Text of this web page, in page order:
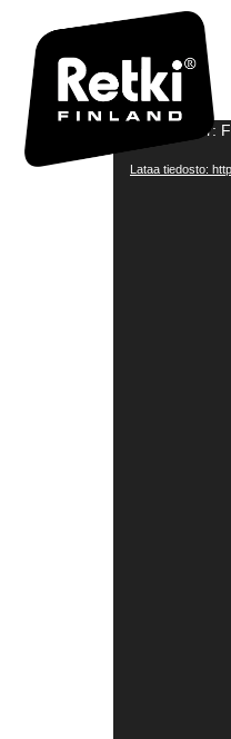
Videotoistin
Media error:
Lataa tiedosto: